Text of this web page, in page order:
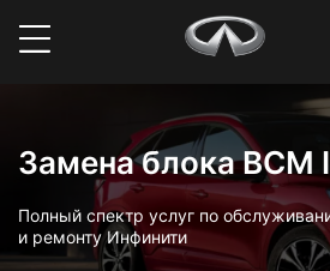
Замена блока BCM
Полный спектр услуг по
и ремонту Инфинити